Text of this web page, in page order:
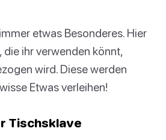
etwas Besonderes. Hier
die ihr verwenden könnt,
wird. Diese werden
Etwas verleihen!
Tischsklave